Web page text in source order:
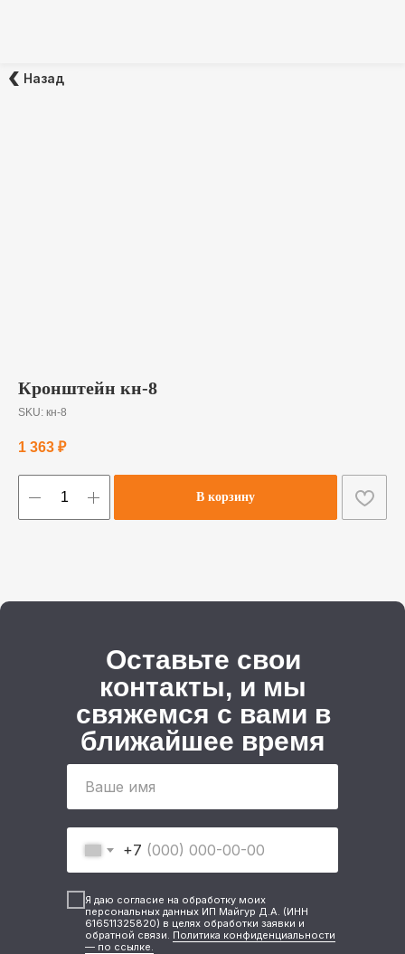
Назад
Кронштейн кн-8
SKU: кн-8
1 363 ₽
В корзину
Оставьте свои
контакты, и мы
свяжемся с вами в
ближайшее время
+7
Я даю согласие на обработку моих
персональных данных ИП Майгур Д.А. (ИНН
616511325820) в целях обработки заявки и
обратной связи. Политика конфиденциальности
— по ссылке.